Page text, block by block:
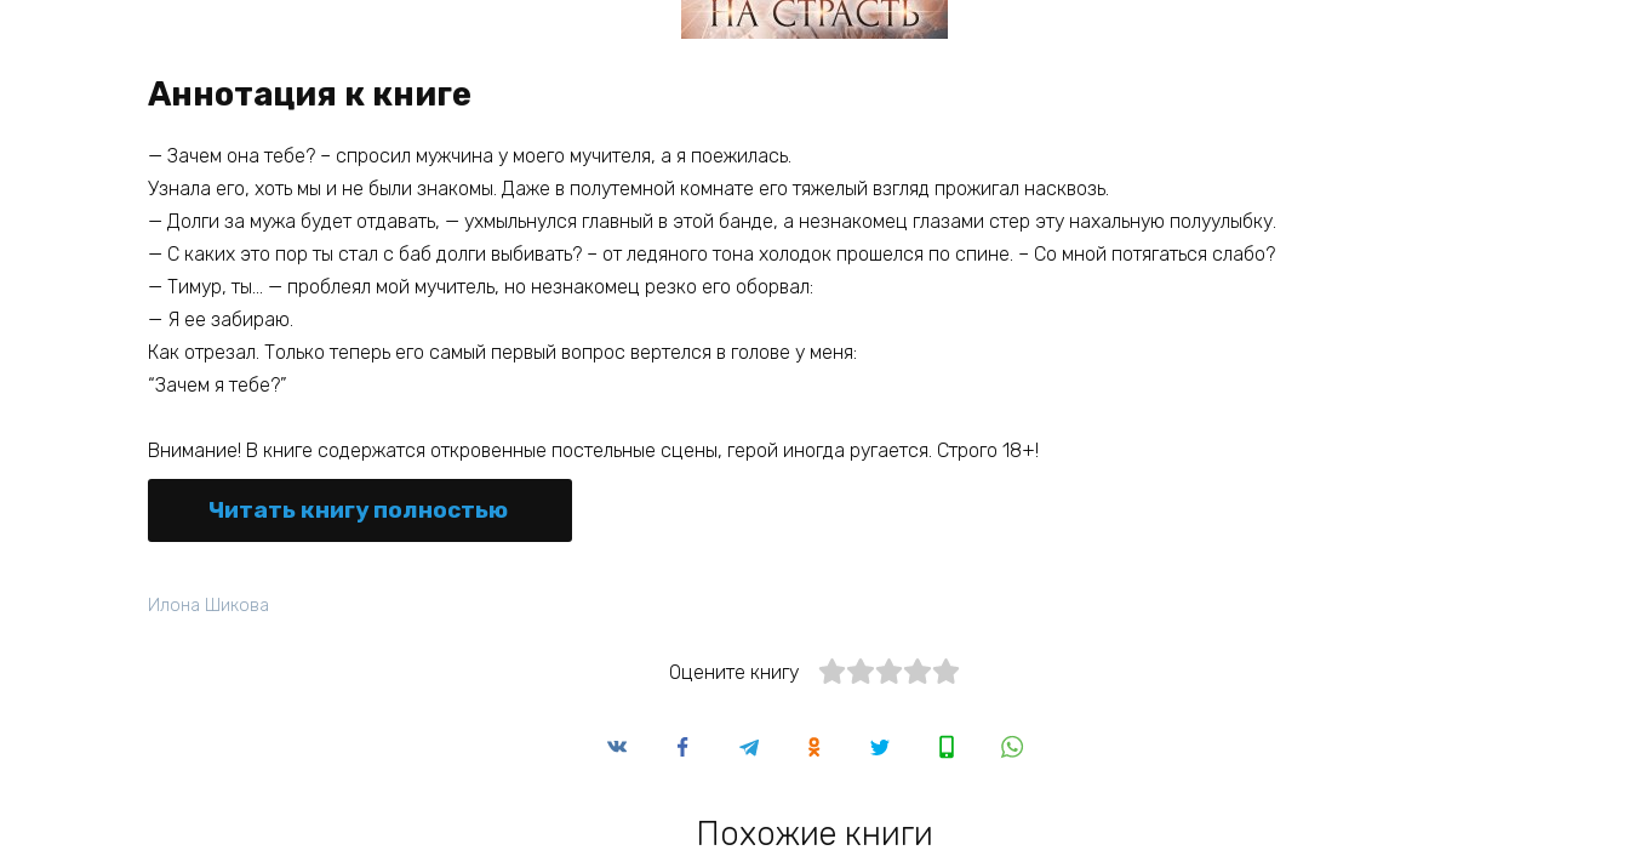
Аннотация к книге
— Зачем она тебе? – спросил мужчина у моего мучителя, а я поежилась.
Узнала его, хоть мы и не были знакомы. Даже в полутемной комнате его тяжелый взгляд прожигал насквозь.
— Долги за мужа будет отдавать, — ухмыльнулся главный в этой банде, а незнакомец глазами стер эту нахальную полуулыбку.
— С каких это пор ты стал с баб долги выбивать? – от ледяного тона холодок прошелся по спине. – Со мной потягаться слабо?
— Тимур, ты… — проблеял мой мучитель, но незнакомец резко его оборвал:
— Я ее забираю.
Как отрезал. Только теперь его самый первый вопрос вертелся в голове у меня:
“Зачем я тебе?”
Внимание! В книге содержатся откровенные постельные сцены, герой иногда ругается. Строго 18+!
Читать книгу полностью
Илона Шикова
Оцените книгу
Похожие книги